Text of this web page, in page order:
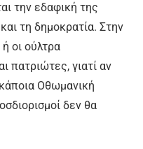
την εδαφική της
τη δημοκρατία. Στην
οι ούλτρα
πατριώτες, γιατί αν
Οθωμανική
δεν θα